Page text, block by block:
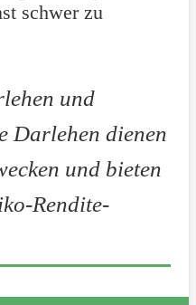
schwer zu
und
Darlehen dienen
und bieten
Rendite-